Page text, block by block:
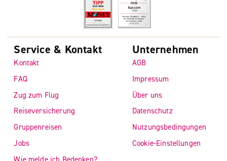
Service & Kontakt
Kontakt
FAQ
Zug zum Flug
Reiseversicherung
Gruppenreisen
Jobs
Unternehmen
AGB
Impressum
Über uns
Datenschutz
Nutzungsbedingungen
Cookie-Einstellungen